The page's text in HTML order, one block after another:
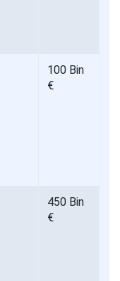
100 Bin
€
450 Bin
€